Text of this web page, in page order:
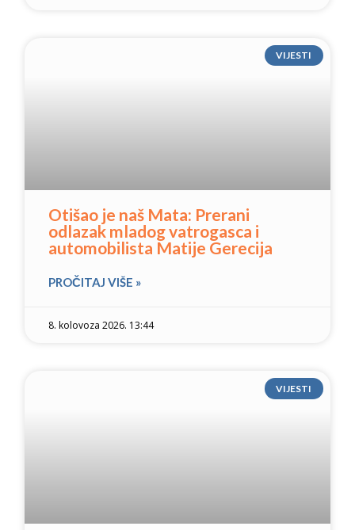
VIJESTI
Otišao je naš Mata: Prerani
odlazak mladog vatrogasca i
automobilista Matije Gerecija
PROČITAJ VIŠE »
8. kolovoza 2026. 13:44
VIJESTI